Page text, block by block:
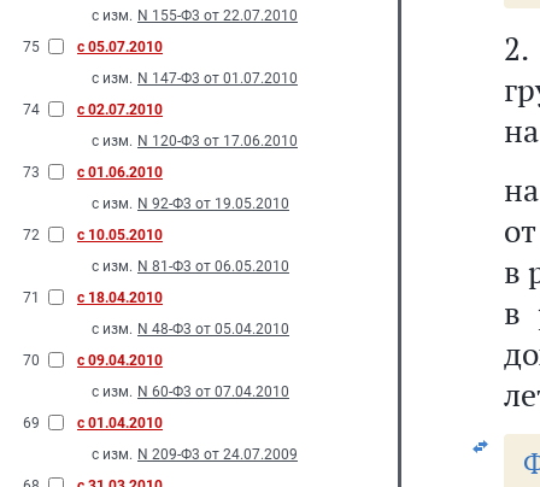
с изм. N 155-Ф3 от 22.07.2010
75
с 05.07.2010
с изм. N 147-Ф3 от 01.07.2010
74
с 02.07.2010
с изм. N 120-Ф3 от 17.06.2010
73
с 01.06.2010
с изм. N 92-Ф3 от 19.05.2010
72
с 10.05.2010
с изм. N 81-Ф3 от 06.05.2010
71
с 18.04.2010
с изм. N 48-Ф3 от 05.04.2010
70
с 09.04.2010
с изм. N 60-Ф3 от 07.04.2010
69
с 01.04.2010
с изм. N 209-Ф3 от 24.07.2009
в
в